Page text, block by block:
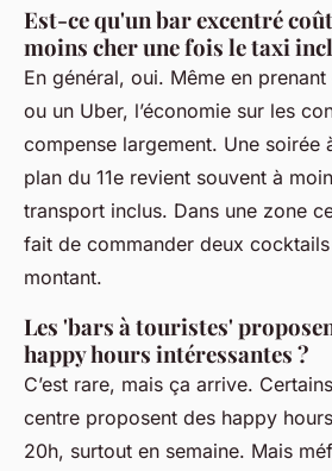
Est-ce qu'un bar excentré
moins cher une fois le taxi
En général, oui. Même en
ou un Uber, l’économie sur les
compense largement. Une soirée
plan du 11e revient souvent à
transport inclus. Dans une zone
fait de commander deux
montant.
Les 'bars à touristes'
happy hours intéressantes ?
C’est rare, mais ça arrive.
centre proposent des happy
20h, surtout en semaine. Mais